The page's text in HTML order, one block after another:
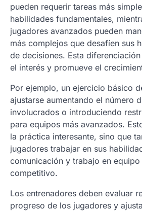
pueden requerir tareas más
habilidades fundamentales,
jugadores avanzados pueden
más complejos que desafíen sus
de decisiones. Esta
el interés y promueve el
Por ejemplo, un ejercicio básico
ajustarse aumentando el número
involucrados o introduciendo
para equipos más avanzados.
la práctica interesante, sino que
jugadores trabajar en sus
comunicación y trabajo en equipo
competitivo.
Los entrenadores deben evaluar
progreso de los jugadores y